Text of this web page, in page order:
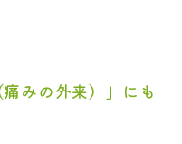
みの外来）」にも